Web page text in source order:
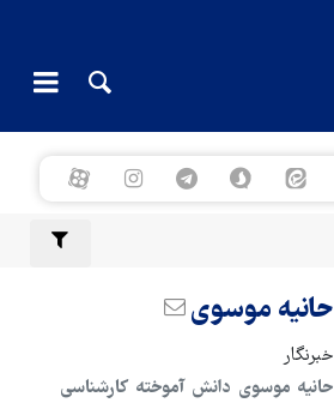
حانیه موسوی
خبرنگار
حانیه موسوی دانش آموخته کارشناسی